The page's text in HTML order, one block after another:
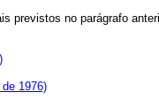
no parágrafo
1976)